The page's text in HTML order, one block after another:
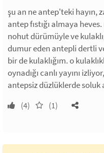
şu an ne antep'teki hayın,
antep fıstığı almaya
nohut dürümüyle ve
dumur eden antepli dertli
bir de kulaklığım. o
oynadığı canlı yayını
antepsiz düzlüklerde soluk
(4) (1)